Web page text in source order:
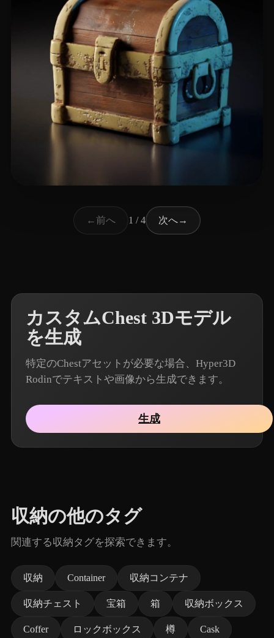
←前へ 1 / 4 次へ→
カスタムChest 3Dモデル
を生成
特定のChestアセットが必要な場合、Hyper3D
Rodinでテキストや画像から生成できます。
生成
収納の他のタグ
関連する収納タグを探索できます。
収納 Container 収納コンテナ
収納チェスト 宝箱 箱 収納ボックス
Coffer ロックボックス 樽 Cask